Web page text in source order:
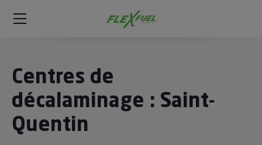
FlexFuel
Méga
E85
Centres de
décalaminage : Saint-
Quentin